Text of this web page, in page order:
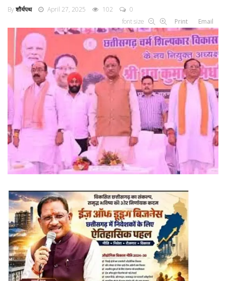
Byशौर्यपथ April 27, 2025 102
0
font size
Print Email